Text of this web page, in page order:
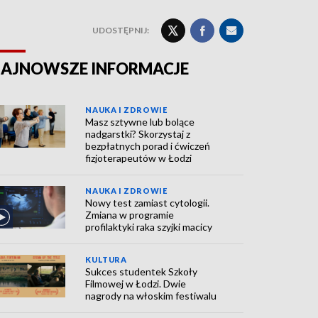
UDOSTĘPNIJ:
INFORMACJE
NAUKA I ZDROWIE
Masz sztywne lub bolące
nadgarstki? Skorzystaj z
bezpłatnych porad i ćwiczeń
fizjoterapeutów w Łodzi
NAUKA I ZDROWIE
Nowy test zamiast cytologii.
Zmiana w programie
profilaktyki raka szyjki macicy
KULTURA
Sukces studentek Szkoły
Filmowej w Łodzi. Dwie
nagrody na włoskim festiwalu